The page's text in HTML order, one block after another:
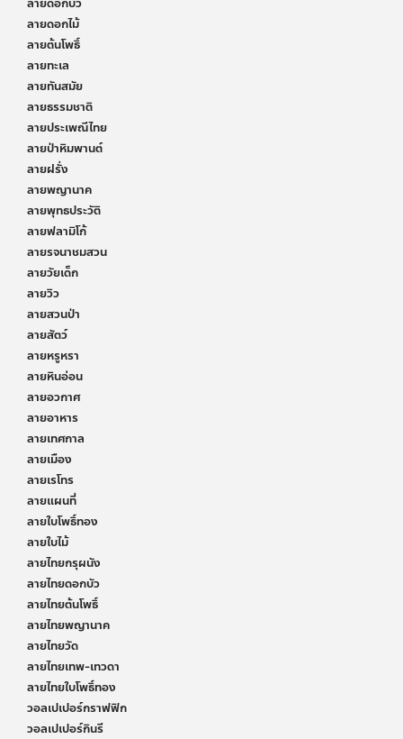
ลายดอกไม้
ลายต้นโพธิ์
ลายทะเล
ลายทันสมัย
ลายธรรมชาติ
ลายประเพณีไทย
ลายป่าหิมพานต์
ลายฝรั่ง
ลายพญานาค
ลายพุทธประวัติ
ลายฟลามิโก้
ลายรจนาชมสวน
ลายวัยเด็ก
ลายวิว
ลายสวนป่า
ลายสัตว์
ลายหรูหรา
ลายหินอ่อน
ลายอวกาศ
ลายอาหาร
ลายเทศกาล
ลายเมือง
ลายเรโทร
ลายแผนที่
ลายใบโพธิ์ทอง
ลายใบไม้
ลายไทยกรุผนัง
ลายไทยดอกบัว
ลายไทยต้นโพธิ์
ลายไทยพญานาค
ลายไทยวัด
ลายไทยเทพ-เทวดา
ลายไทยใบโพธิ์ทอง
วอลเปเปอร์กราฟฟิก
วอลเปเปอร์กินรี